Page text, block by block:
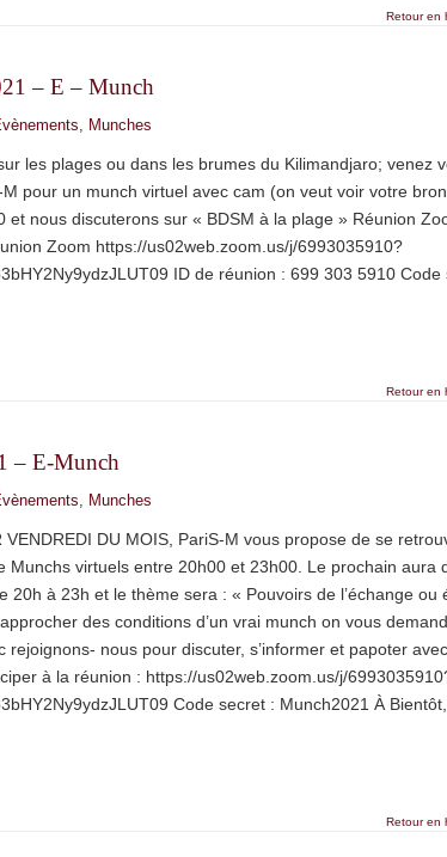
Retour en
– E – Munch
, Munches
les plages ou dans les brumes du Kilimandjaro; venez
un munch virtuel avec cam (on veut voir votre
et nous discuterons sur « BDSM à la plage » Réunion
Zoom https://us02web.zoom.us/j/6993035910?
ID de réunion : 699 303 5910 Code
Retour en
– E-Munch
, Munches
DU MOIS, PariS-M vous propose de se
Munchs virtuels entre 20h00 et 23h00. Le prochain aura
20h à 23h et le thème sera : « Pouvoirs de l’échange ou
des conditions d’un vrai munch on vous
rejoignons- nous pour discuter, s’informer et papoter
à la réunion : https://us02web.zoom.us/j/
Code secret : Munch2021 À
Retour en